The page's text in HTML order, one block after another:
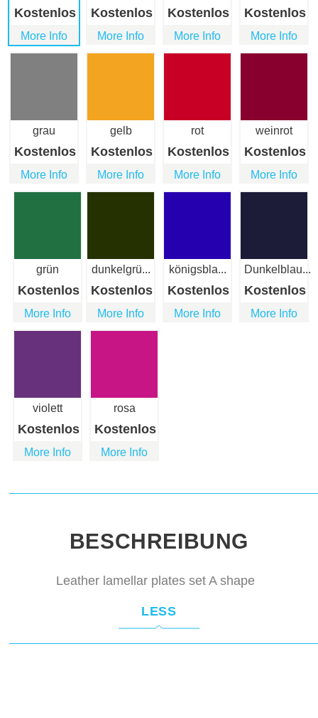
Kostenlos
More Info
Kostenlos
More Info
Kostenlos
More Info
Kostenlos
More Info
grau
Kostenlos
More Info
gelb
Kostenlos
More Info
rot
Kostenlos
More Info
weinrot
Kostenlos
More Info
grün
Kostenlos
More Info
dunkelgrü...
Kostenlos
More Info
königsbla...
Kostenlos
More Info
Dunkelblau...
Kostenlos
More Info
violett
Kostenlos
More Info
rosa
Kostenlos
More Info
BESCHREIBUNG
Leather lamellar plates set A shape
LESS